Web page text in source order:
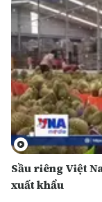
Sầu riêng Việt
xuất khẩu